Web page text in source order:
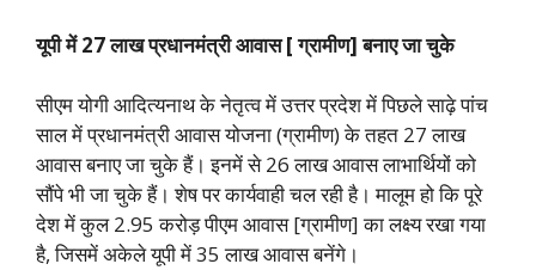
यूपी में 27 लाख प्रधानमंत्री आवास [ ग्रामीण] बनाए जा चुके
सीएम योगी आदित्यनाथ के नेतृत्व में उत्तर प्रदेश में पिछले साढ़े पांच
साल में प्रधानमंत्री आवास योजना (ग्रामीण) के तहत 27 लाख
आवास बनाए जा चुके हैं। इनमें से 26 लाख आवास लाभार्थियों को
सौंपे भी जा चुके हैं। शेष पर कार्यवाही चल रही है। मालूम हो कि पूरे
देश में कुल 2.95 करोड़ पीएम आवास [ग्रामीण] का लक्ष्य रखा गया
है, जिसमें अकेले यूपी में 35 लाख आवास बनेंगे।